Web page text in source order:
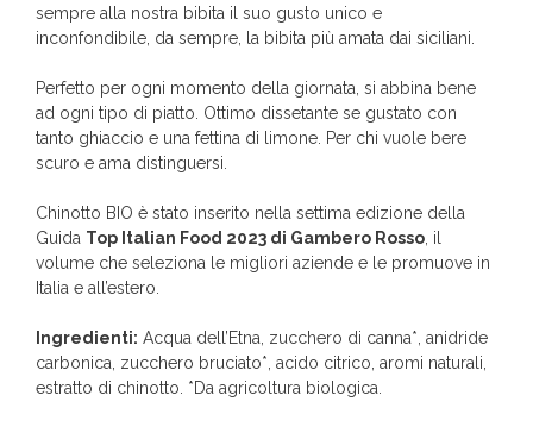
sempre alla nostra bibita il suo gusto unico e
inconfondibile, da sempre, la bibita più amata dai siciliani.
Perfetto per ogni momento della giornata, si abbina bene
ad ogni tipo di piatto. Ottimo dissetante se gustato con
tanto ghiaccio e una fettina di limone. Per chi vuole bere
scuro e ama distinguersi.
Chinotto BIO è stato inserito nella settima edizione della
Guida Top Italian Food 2023 di Gambero Rosso, il
volume che seleziona le migliori aziende e le promuove in
Italia e all’estero.
Ingredienti: Acqua dell’Etna, zucchero di canna*, anidride
carbonica, zucchero bruciato*, acido citrico, aromi naturali,
estratto di chinotto. *Da agricoltura biologica.